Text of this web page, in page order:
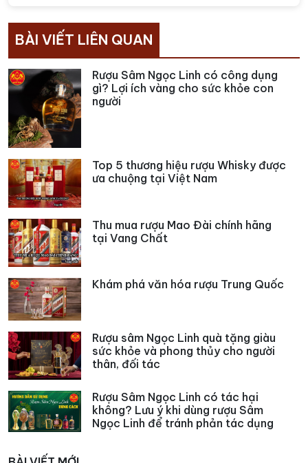
BÀI VIẾT LIÊN QUAN
Rượu Sâm Ngọc Linh có công dụng
gì? Lợi ích vàng cho sức khỏe con
người
Top 5 thương hiệu rượu Whisky được
ưa chuộng tại Việt Nam
Thu mua rượu Mao Đài chính hãng
tại Vang Chất
Khám phá văn hóa rượu Trung Quốc
Rượu sâm Ngọc Linh quà tặng giàu
sức khỏe và phong thủy cho người
thân, đối tác
Rượu Sâm Ngọc Linh có tác hại
không? Lưu ý khi dùng rượu Sâm
Ngọc Linh để tránh phản tác dụng